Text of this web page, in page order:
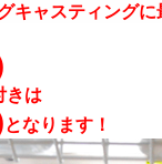
キャスティングに
きは
となります！